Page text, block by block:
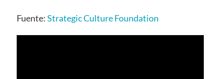
Fuente:Strategic Culture Foundation